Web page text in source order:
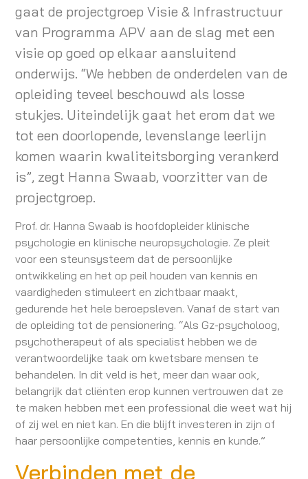
gaat de projectgroep Visie & Infrastructuur
van Programma APV aan de slag met een
visie op goed op elkaar aansluitend
onderwijs. “We hebben de onderdelen van de
opleiding teveel beschouwd als losse
stukjes. Uiteindelijk gaat het erom dat we
tot een doorlopende, levenslange leerlijn
komen waarin kwaliteitsborging verankerd
is”, zegt Hanna Swaab, voorzitter van de
projectgroep.
Prof. dr. Hanna Swaab is hoofdopleider klinische
psychologie en klinische neuropsychologie. Ze pleit
voor een steunsysteem dat de persoonlijke
ontwikkeling en het op peil houden van kennis en
vaardigheden stimuleert en zichtbaar maakt,
gedurende het hele beroepsleven. Vanaf de start van
de opleiding tot de pensionering. “Als Gz-psycholoog,
psychotherapeut of als specialist hebben we de
verantwoordelijke taak om kwetsbare mensen te
behandelen. In dit veld is het, meer dan waar ook,
belangrijk dat cliënten erop kunnen vertrouwen dat ze
te maken hebben met een professional die weet wat hij
of zij wel en niet kan. En die blijft investeren in zijn of
haar persoonlijke competenties, kennis en kunde.”
Verbinden met de